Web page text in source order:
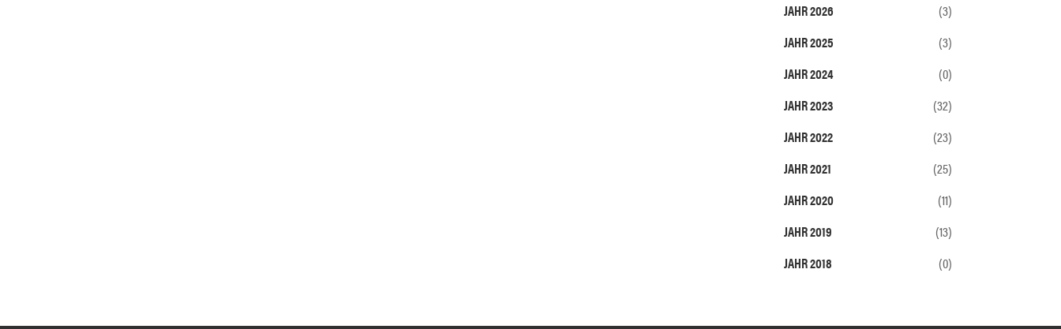
JAHR 2026
(3)
JAHR 2025
(3)
JAHR 2024
(0)
JAHR 2023
(32)
JAHR 2022
(23)
JAHR 2021
(25)
JAHR 2020
(11)
JAHR 2019
(13)
JAHR 2018
(0)